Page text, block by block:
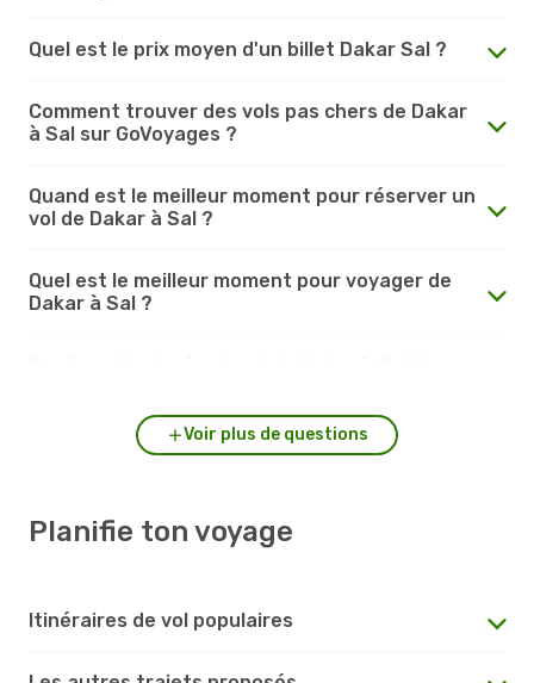
Quel est le prix moyen d'un billet Dakar Sal ?
Comment trouver des vols pas chers de Dakar
à Sal sur GoVoyages ?
Quand est le meilleur moment pour réserver un
vol de Dakar à Sal ?
Quel est le meilleur moment pour voyager de
Dakar à Sal ?
Voir plus de questions
Planifie ton voyage
Itinéraires de vol populaires